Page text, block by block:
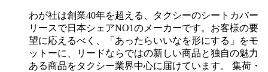
わが社は創業40年を超える、タクシーのシートカバー
リースで日本シェアNO1のメーカーです。お客様の要
望に応えるべく、「あったらいいなを形にする」をモ
ットーに、リードならではの新しい商品と独自の魅力
ある商品をタクシー業界中心に届けています。 集荷・